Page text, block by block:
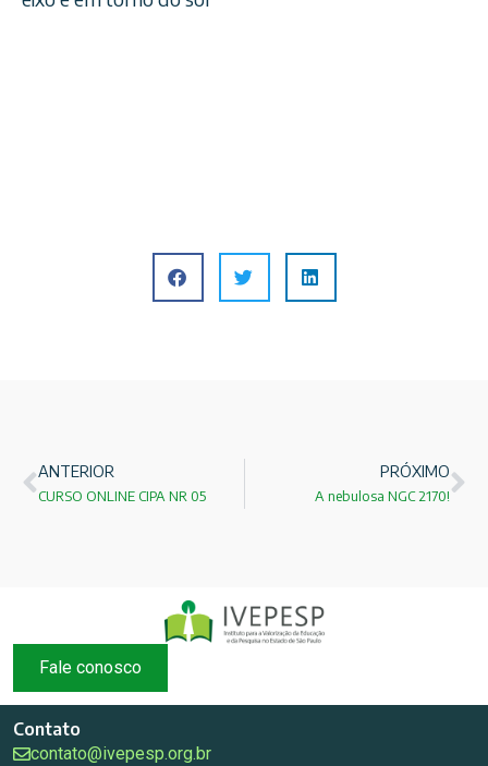
ANTERIOR
CURSO ONLINE CIPA NR 05
PRÓXIMO
A nebulosa NGC 2170!
Fale conosco
Contato
contato@ivepesp.org.br